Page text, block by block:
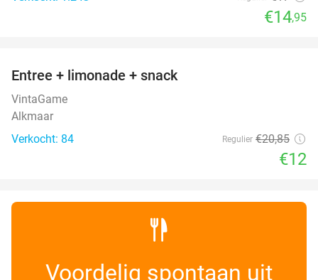
€14,95
Entree + limonade + snack
VintaGame
Alkmaar
Verkocht: 84
Regulier €20,85
€12
Voordelig spontaan uit